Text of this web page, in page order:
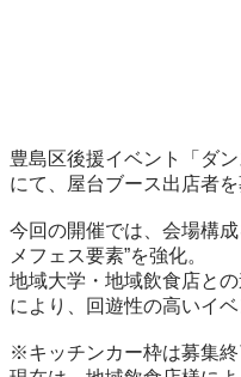
豊島区後援イベント「ダ
にて、屋台ブース出店者を
今回の開催では、会場構
メフェス要素”を強化。
地域大学・地域飲食店と
により、回遊性の高いイ
※キッチンカー枠は募集